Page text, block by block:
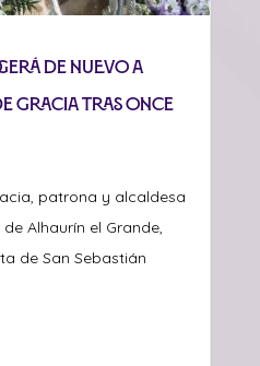
de nuevo a
Gracia tras once
patrona y alcaldesa
Alhaurín el Grande,
de San Sebastián